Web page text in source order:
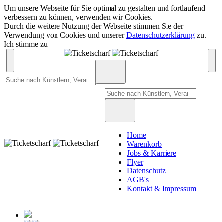
Um unsere Webseite für Sie optimal zu gestalten und fortlaufend
verbessern zu können, verwenden wir Cookies.
Durch die weitere Nutzung der Webseite stimmen Sie der
Verwendung von Cookies und unsererDatenschutzerklärung zu.
Ich stimme zu
Home
Warenkorb
Jobs & Karriere
Flyer
Datenschutz
AGB's
Kontakt & Impressum